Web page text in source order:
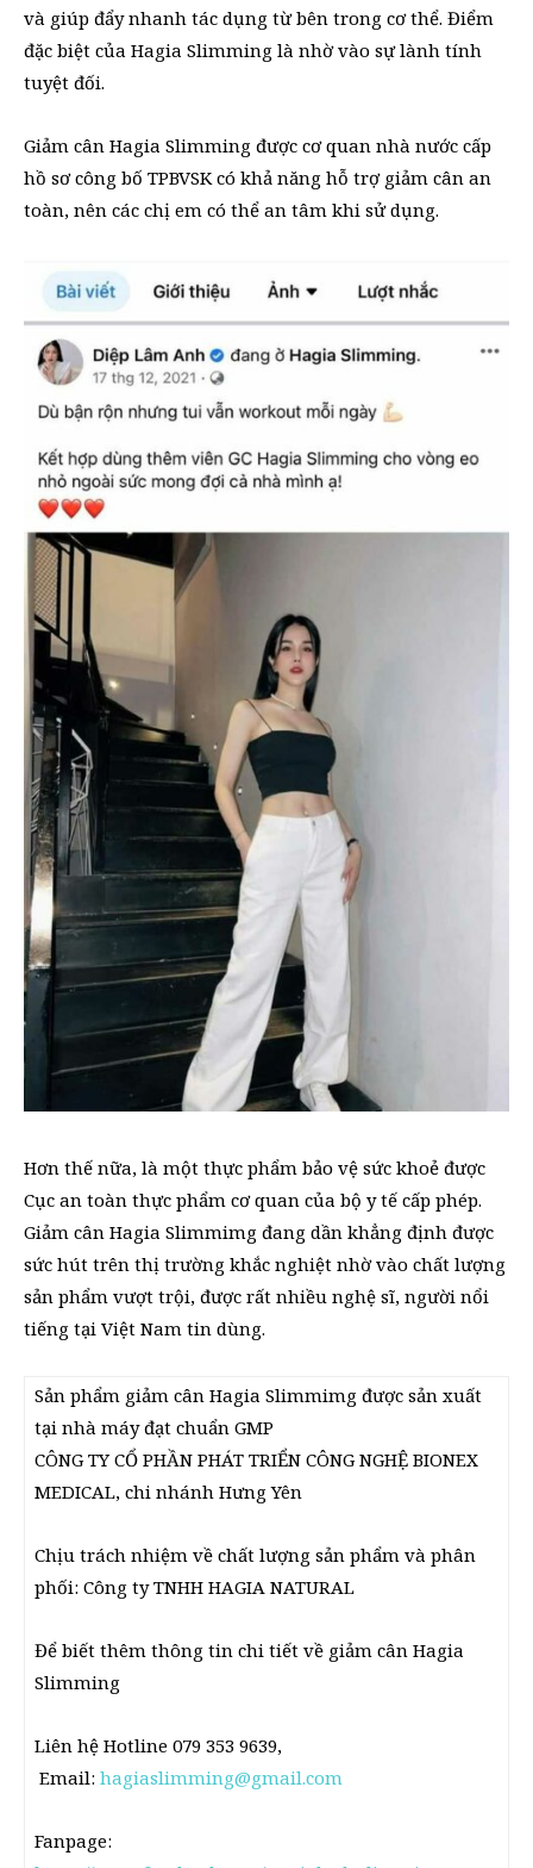
và giúp đẩy nhanh tác dụng từ bên trong cơ thể. Điểm
đặc biệt của Hagia Slimming là nhờ vào sự lành tính
tuyệt đối.
Giảm cân Hagia Slimming được cơ quan nhà nước cấp
hồ sơ công bố TPBVSK có khả năng hỗ trợ giảm cân an
toàn, nên các chị em có thể an tâm khi sử dụng.
Hơn thế nữa, là một thực phẩm bảo vệ sức khoẻ được
Cục an toàn thực phẩm cơ quan của bộ y tế cấp phép.
Giảm cân Hagia Slimmimg đang dần khẳng định được
sức hút trên thị trường khắc nghiệt nhờ vào chất lượng
sản phẩm vượt trội, được rất nhiều nghệ sĩ, người nổi
tiếng tại Việt Nam tin dùng.
Sản phẩm giảm cân Hagia Slimmimg được sản xuất
tại nhà máy đạt chuẩn GMP
CÔNG TY CỔ PHẦN PHÁT TRIỂN CÔNG NGHỆ BIONEX
MEDICAL, chi nhánh Hưng Yên
Chịu trách nhiệm về chất lượng sản phẩm và phân
phối: Công ty TNHH HAGIA NATURAL
Để biết thêm thông tin chi tiết về giảm cân Hagia
Slimming
Liên hệ Hotline 079 353 9639,
Email: hagiaslimming@gmail.com
Fanpage: